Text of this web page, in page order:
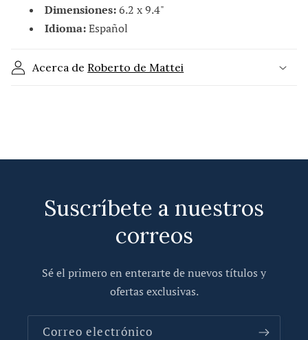
s
p
Dimensiones:6.2 x 9.4"
Idioma:Español
Acerca de Roberto de Mattei
Suscríbete a nuestros
correos
Sé el primero en enterarte de nuevos títulos y
ofertas exclusivas.
Correo electrónico